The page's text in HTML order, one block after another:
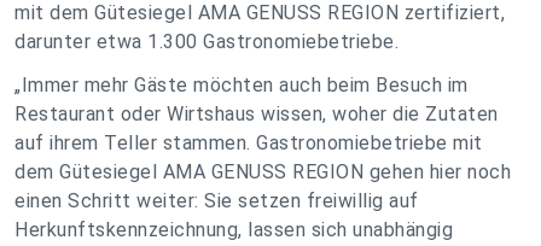
mit dem Gütesiegel AMA GENUSS REGION zertifiziert,
darunter etwa 1.300 Gastronomiebetriebe.
„Immer mehr Gäste möchten auch beim Besuch im
Restaurant oder Wirtshaus wissen, woher die Zutaten
auf ihrem Teller stammen. Gastronomiebetriebe mit
dem Gütesiegel AMA GENUSS REGION gehen hier noch
einen Schritt weiter: Sie setzen freiwillig auf
Herkunftskennzeichnung, lassen sich unabhängig